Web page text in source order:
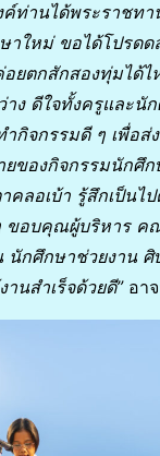
ค์ท่านได้พระราชท
าใหม่ ขอได้โปรด
ยตกสักสองทุ่มได้ไ
าง ดีใจทั้งครูและนั
ำกิจกรรมดี ๆ เพื่อ
ยของกิจกรรมนักศึก
คลอเบ้า รู้สึกเป็นไ
ขอบคุณผู้บริหาร ค
กศึกษาช่วยงาน ศิ
นสำเร็จด้วยดี” อา